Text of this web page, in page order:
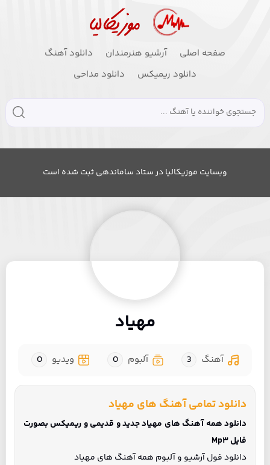
صفحه اصلی آرشیو هنرمندان
دانلود آهنگ
دانلود ریمیکس
دانلود مداحی
وبسایت موزیکالیا در ستاد ساماندهی ثبت شده است
مهیاد
آهنگ 3 آلبوم 0 ویدیو 0
دانلود تمامی آهنگ های مهیاد
دانلود همه آهنگ های مهیاد جدید و قدیمی و ریمیکس بصورت
فایل Mp3
دانلود فول آرشیو و آلبوم همه آهنگ های مهیاد